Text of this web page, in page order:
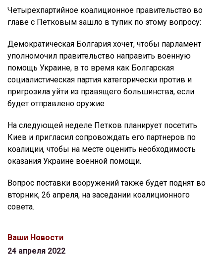
Четырехпартийное коалиционное правительство во
главе с Петковым зашло в тупик по этому вопросу:
Демократическая Болгария хочет, чтобы парламент
уполномочил правительство направить военную
помощь Украине, в то время как Болгарская
социалистическая партия категорически против и
пригрозила уйти из правящего большинства, если
будет отправлено оружие
На следующей неделе Петков планирует посетить
Киев и пригласил сопровождать его партнеров по
коалиции, чтобы на месте оценить необходимость
оказания Украине военной помощи.
Вопрос поставки вооружений также будет поднят во
вторник, 26 апреля, на заседании коалиционного
совета.
Ваши Новости
24 апреля 2022